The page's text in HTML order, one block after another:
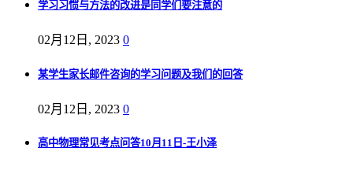
学习习惯与方法的改进是同学们要注意的
02月12日, 2023 0
某学生家长邮件咨询的学习问题及我们的回答
02月12日, 2023 0
高中物理常见考点问答10月11日-王小泽